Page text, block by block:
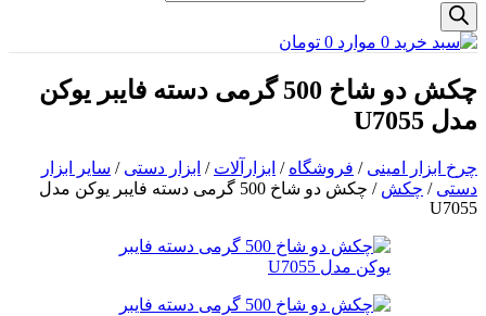
0 موارد 0 تومان
چکش دو شاخ 500 گرمی دسته فایبر یوکن
مدل U7055
چرخ ابزار امینی / فروشگاه / ابزارآلات / ابزار دستی / سایر ابزار
دستی / چکش /
چکش دو شاخ 500 گرمی دسته فایبر یوکن مدل
U7055